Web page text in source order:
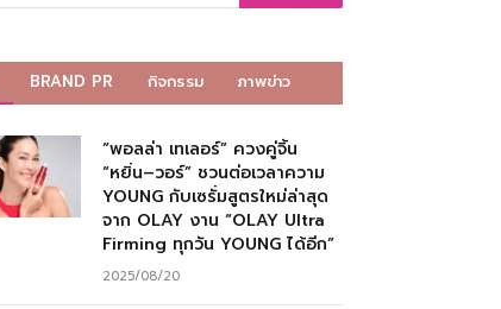
BRAND PR กิจกรรม ภาพข่าว
“พอลล่า เทเลอร์” ควงคู่จิ้น
“หยิ่น–วอร์” ชวนต่อเวลาความ
YOUNG กับเซรั่มสูตรใหม่ล่าสุด
จาก OLAY งาน “OLAY Ultra
Firming ทุกวัน YOUNG ได้อีก”
2025/08/20